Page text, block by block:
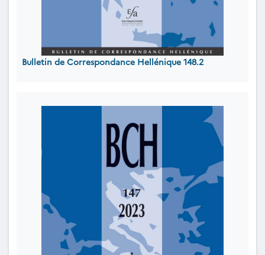
Bulletin de Correspondance Hellénique 148.2